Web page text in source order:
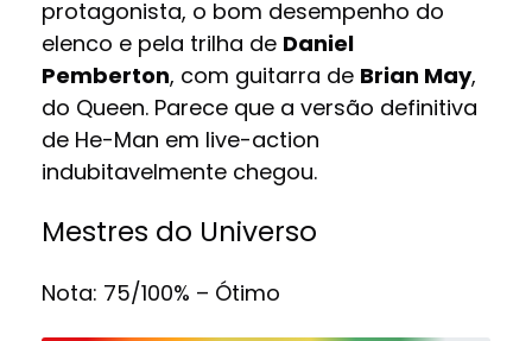
protagonista, o bom desempenho do
elenco e pela trilha de Daniel
Pemberton, com guitarra de Brian May,
do Queen. Parece que a versão definitiva
de He-Man em live-action
indubitavelmente chegou.
Mestres do Universo
Nota: 75/100% – Ótimo